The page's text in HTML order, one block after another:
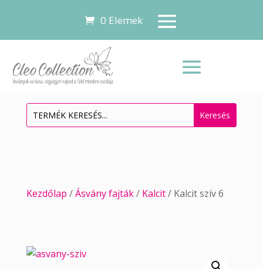
0 Elemek
Kezdőlap /Ásvány fajták/ Kalcit/ Kalcit szív 6